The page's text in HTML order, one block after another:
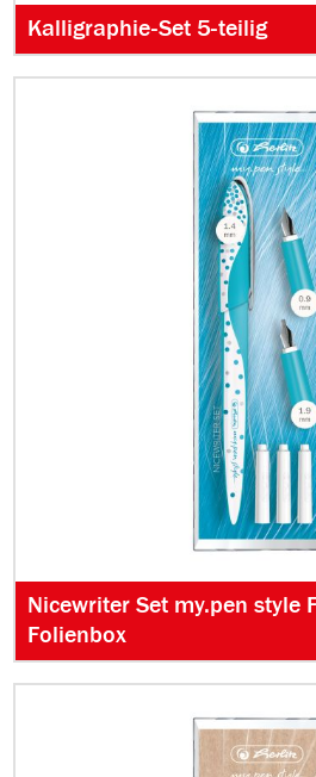
Kalligraphie-Set 5-teilig
Nicewriter Set my.pen style
Folienbox